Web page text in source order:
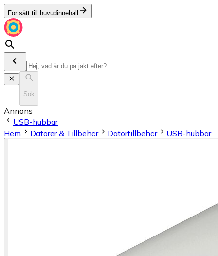
Fortsätt till huvudinnehåll
Sök
Annons
USB-hubbar
Hem
Datorer & Tillbehör Datortillbehör USB-hubbar